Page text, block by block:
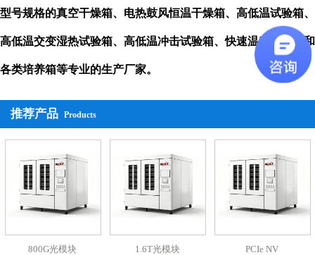
型号规格的真空干燥箱、电热鼓风恒温干燥箱、高低温试验箱、
高低温交变湿热试验箱、高低温冲击试验箱、快速温变试验箱和
各类培养箱等专业的生产厂家。
主要产品有：各种型号的培养箱、干燥箱烘箱、真空干燥
箱、烘箱、高低温试验箱、高低温交变湿热试验箱、高低温冲击
试验箱、快速温变试验箱 、台式真空干燥箱、全自动真空干燥
箱、生化培养箱、 霉菌培养箱、光照培养箱、电热恒温培养箱、
恒温恒湿培养箱、人工气候培养箱、 隔水式恒温培养箱、真空
干燥箱、台式真空干燥箱、立式真空干燥箱、全自动真空干燥
推荐产品 Products
800G光模块 1.6T光模块 PCIe NV